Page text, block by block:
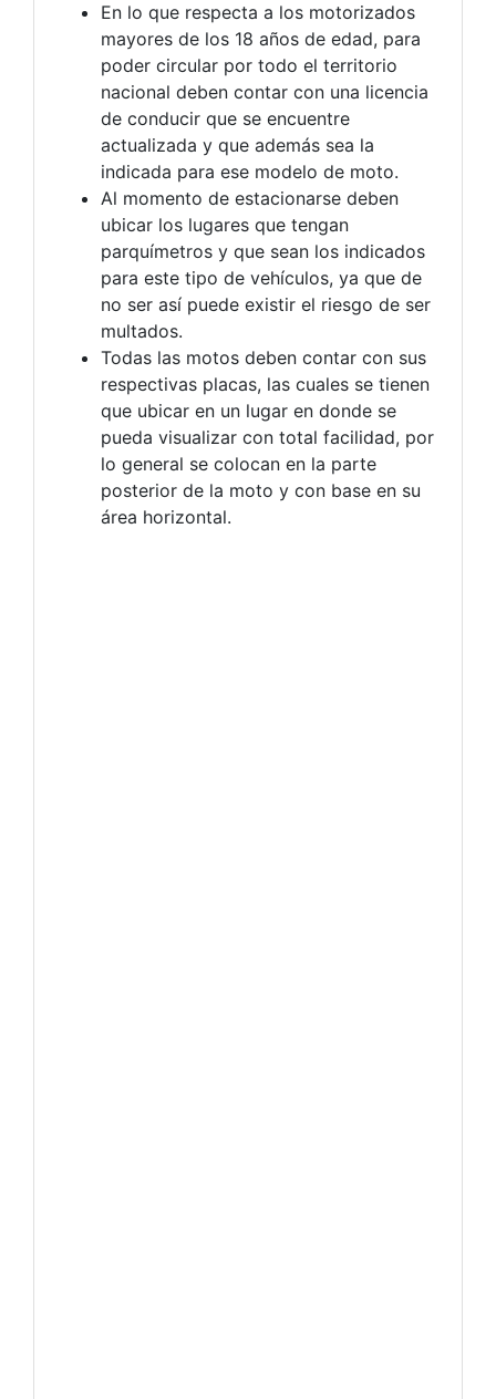
En lo que respecta a los motorizados
mayores de los 18 años de edad, para
poder circular por todo el territorio
nacional deben contar con una licencia
de conducir que se encuentre
actualizada y que además sea la
indicada para ese modelo de moto.
Al momento de estacionarse deben
ubicar los lugares que tengan
parquímetros y que sean los indicados
para este tipo de vehículos, ya que de
no ser así puede existir el riesgo de ser
multados.
Todas las motos deben contar con sus
respectivas placas, las cuales se tienen
que ubicar en un lugar en donde se
pueda visualizar con total facilidad, por
lo general se colocan en la parte
posterior de la moto y con base en su
área horizontal.